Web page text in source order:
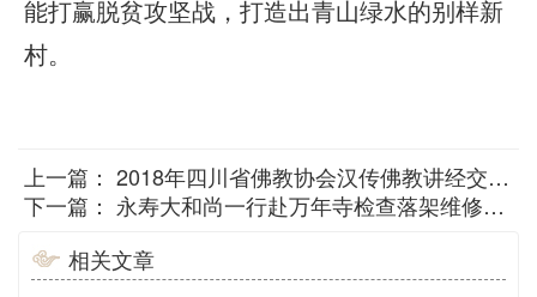
能打赢脱贫攻坚战，打造出青山绿水的别样新
村。
上一篇： 2018年四川省佛教协会汉传佛教讲经交流会圆满
下一篇： 永寿大和尚一行赴万年寺检查落架维修工程施工进展情况
相关文章